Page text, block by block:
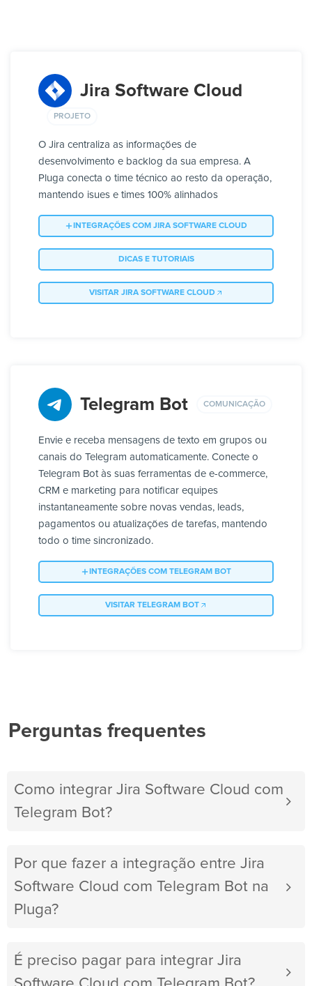
Jira Software Cloud
PROJETO
O Jira centraliza as informações de
desenvolvimento e backlog da sua empresa. A
Pluga conecta o time técnico ao resto da operação,
mantendo isues e times 100% alinhados
INTEGRAÇÕES COM JIRA SOFTWARE CLOUD
DICAS E TUTORIAIS
VISITAR JIRA SOFTWARE CLOUD
Telegram Bot COMUNICAÇÃO
Envie e receba mensagens de texto em grupos ou
canais do Telegram automaticamente. Conecte o
Telegram Bot às suas ferramentas de e-commerce,
CRM e marketing para notificar equipes
instantaneamente sobre novas vendas, leads,
pagamentos ou atualizações de tarefas, mantendo
todo o time sincronizado.
INTEGRAÇÕES COM TELEGRAM BOT
VISITAR TELEGRAM BOT
Perguntas frequentes
Como integrar Jira Software Cloud com
Telegram Bot?
Por que fazer a integração entre Jira
Software Cloud com Telegram Bot na
Pluga?
É preciso pagar para integrar Jira